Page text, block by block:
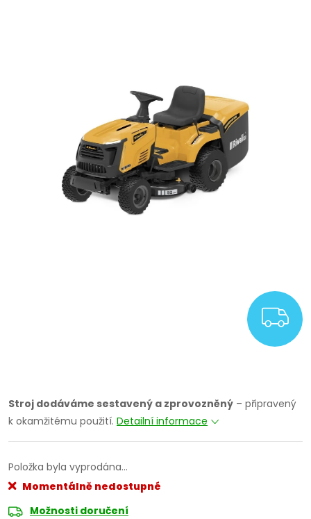
Stroj dodáváme sestavený a zprovozněný – připravený
k okamžitému použití. Detailní informace
Položka byla vyprodána…
Momentálně nedostupné
Možnosti doručení